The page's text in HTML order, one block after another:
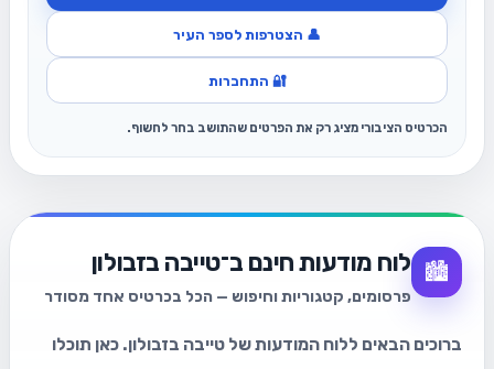
👤 הצטרפות לספר העיר
🔐 התחברות
הכרטיס הציבורי מציג רק את הפרטים שהתושב בחר לחשוף.
🏙️ לוח מודעות חינם ב־טייבה בזבולון
פרסומים, קטגוריות וחיפוש — הכל בכרטיס אחד מסודר
ברוכים הבאים ללוח המודעות של טייבה בזבולון. כאן תוכלו